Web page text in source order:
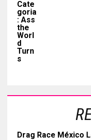
Drag Race México